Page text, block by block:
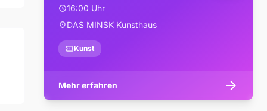
schedule16:00 Uhr
location_onDAS MINSK Kunsthaus
confirmation_numberKunst
Mehr erfahren arrow_forward